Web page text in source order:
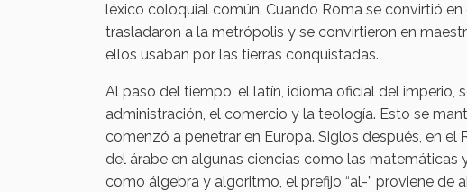
léxico coloquial común. Cuando Roma se convirtió
trasladaron a la metrópolis y se convirtieron en
ellos usaban por las tierras conquistadas.
Al paso del tiempo, el latín, idioma oficial del imperio,
administración, el comercio y la teología. Esto se
comenzó a penetrar en Europa. Siglos después, en
del árabe en algunas ciencias como las matemáticas
como álgebra y algoritmo, el prefijo “al-” proviene de